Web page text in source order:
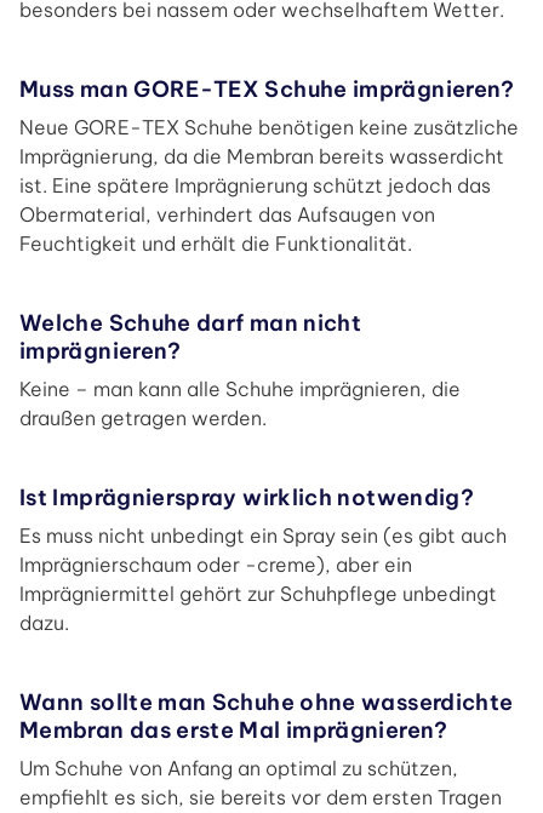
besonders bei nassem oder wechselhaftem Wetter.
Muss man GORE-TEX Schuhe imprägnieren?
Neue GORE-TEX Schuhe benötigen keine zusätzliche
Imprägnierung, da die Membran bereits wasserdicht
ist. Eine spätere Imprägnierung schützt jedoch das
Obermaterial, verhindert das Aufsaugen von
Feuchtigkeit und erhält die Funktionalität.
Welche Schuhe darf man nicht
imprägnieren?
Keine – man kann alle Schuhe imprägnieren, die
draußen getragen werden.
Ist Imprägnierspray wirklich notwendig?
Es muss nicht unbedingt ein Spray sein (es gibt auch
Imprägnierschaum oder -creme), aber ein
Imprägniermittel gehört zur Schuhpflege unbedingt
dazu.
Wann sollte man Schuhe ohne wasserdichte
Membran das erste Mal imprägnieren?
Um Schuhe von Anfang an optimal zu schützen,
empfiehlt es sich, sie bereits vor dem ersten Tragen